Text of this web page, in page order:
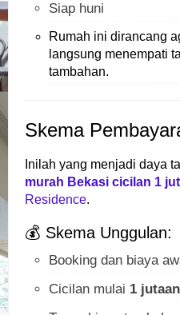
Siap huni
Rumah ini dirancang
langsung menempati
tambahan.
Skema
Inilah yang menjadi daya
murah Bekasi cicilan 1
Residence.
💰 Skema Unggulan:
Booking dan biaya
Cicilan mulai 1